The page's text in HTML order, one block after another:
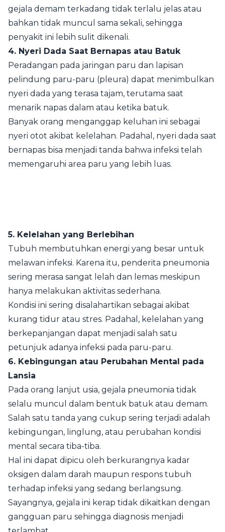
gejala demam terkadang tidak terlalu jelas atau
bahkan tidak muncul sama sekali, sehingga
penyakit ini lebih sulit dikenali.
4. Nyeri Dada Saat Bernapas atau Batuk
Peradangan pada jaringan paru dan lapisan
pelindung paru-paru (pleura) dapat menimbulkan
nyeri dada yang terasa tajam, terutama saat
menarik napas dalam atau ketika batuk.
Banyak orang menganggap keluhan ini sebagai
nyeri otot akibat kelelahan. Padahal, nyeri dada saat
bernapas bisa menjadi tanda bahwa infeksi telah
memengaruhi area paru yang lebih luas.
5. Kelelahan yang Berlebihan
Tubuh membutuhkan energi yang besar untuk
melawan infeksi. Karena itu, penderita pneumonia
sering merasa sangat lelah dan lemas meskipun
hanya melakukan aktivitas sederhana.
Kondisi ini sering disalahartikan sebagai akibat
kurang tidur atau stres. Padahal, kelelahan yang
berkepanjangan dapat menjadi salah satu
petunjuk adanya infeksi pada paru-paru.
6. Kebingungan atau Perubahan Mental pada
Lansia
Pada orang lanjut usia, gejala pneumonia tidak
selalu muncul dalam bentuk batuk atau demam.
Salah satu tanda yang cukup sering terjadi adalah
kebingungan, linglung, atau perubahan kondisi
mental secara tiba-tiba.
Hal ini dapat dipicu oleh berkurangnya kadar
oksigen dalam darah maupun respons tubuh
terhadap infeksi yang sedang berlangsung.
Sayangnya, gejala ini kerap tidak dikaitkan dengan
gangguan paru sehingga diagnosis menjadi